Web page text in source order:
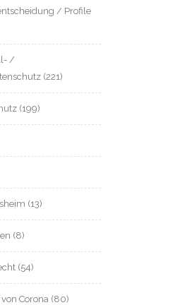
/ Profile
/
(221)
(199)
(13)
(8)
(54)
Corona (80)